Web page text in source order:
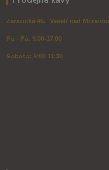
Zarazická 46, Veselí nad Moravou
Po - Pá: 9:00-17:00
Sobota: 9:00-11:30